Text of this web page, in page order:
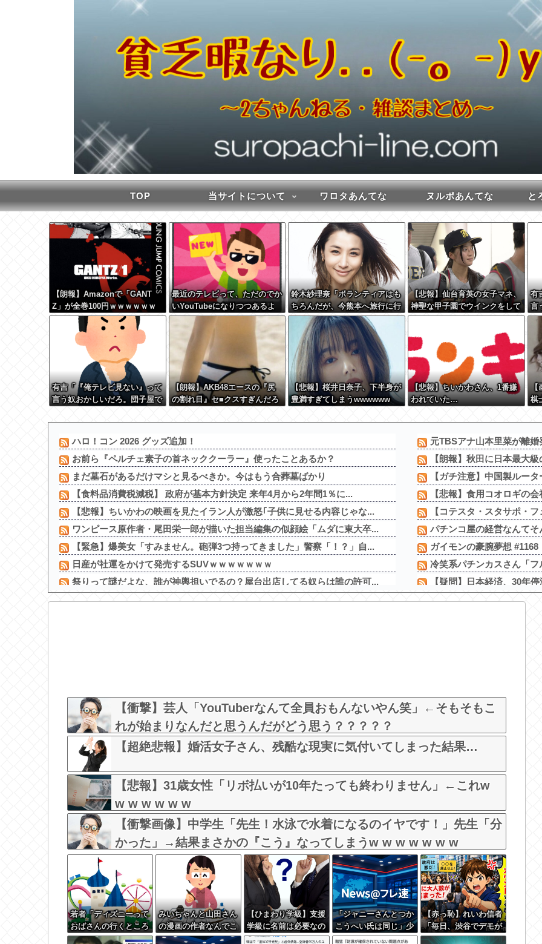
TOP 当サイトについて ワロタあんてな ヌルポあんてな と
【朗報】Amazonで「GANT
Z」が全巻100円ｗｗｗｗｗｗ
ｗｗｗｗ
最近のテレビって、ただのでか
いYouTubeになりつつあるよ
な
鈴木紗理奈「ボランティアはも
ちろんだが、今熊本へ旅行に行
くことも支援になる」
【悲報】仙台育英の女子マネ、
神聖な甲子園でウインクをして
しまう
有
言
『
有吉「『俺テレビ見ない』って
言う奴おかしいだろ。団子屋で
か？」
【朗報】AKB48エースの『尻
の割れ目』セ■クスすぎんだろ
【悲報】桜井日奈子、下半身が
豊満すぎてしまうwwwwww
【悲報】ちいかわさん、1番嫌
われていた…
棋
ハロ！コン 2026 グッズ追加！
お前ら『ペルチェ素子の首ネッククーラー』使ったことあるか？
まだ墓石があるだけマシと見るべきか。今はもう合葬墓ばかり
【食料品消費税減税】 政府が基本方針決定 来年4月から2年間1％に...
【悲報】ちいかわの映画を見たイラン人が激怒｢子供に見せる内容じゃな...
ワンピース原作者・尾田栄一郎が描いた担当編集の似顔絵「ムダに東大卒...
【緊急】爆美女「すみません。砲弾3つ持ってきました」警察「！？」自...
日産が社運をかけて発売するSUVｗｗｗｗｗｗｗ
祭りって謎だよな、誰が神輿担いでるの？屋台出店してる奴らは誰の許可...
【悲報】 憧れのトイレセッ○スしたらｗｗｗｗｗｗｗｗｗｗｗｗｗｗｗ
【画像】本田翼さんシートベルトでパイスラがくっきり出来上がってしま...
元TBSアナ山本里菜が離
【朗報】秋田に日本最大
【ガチ注意】中国製ルー
【悲報】食用コオロギの
【コテスタ・スタサポ・
パチンコ屋の経営なんて
ガイモンの豪腕夢想
冷笑系パチンカスさん「
【疑問】日本経済、30年
【コンゴ】エボラ出血熱
【衝撃】芸人「YouTuberなんて全員おもんないやん笑」←そもそもこ
れが始まりなんだと思うんだがどう思う？？？？？
【超絶悲報】婚活女子さん、残酷な現実に気付いてしまった結果…
【悲報】31歳女性「リボ払いが10年たっても終わりません」←これw
w w w w w w
【衝撃画像】中学生「先生！水泳で水着になるのイヤです！」先生「分
かった」→結果まさかの『こう』なってしまうw w w w w w w
若者「ディズニーって
おばさんの行くところ
でしょ」←マジか
みいちゃんと山田さん
の漫画の作者なんでこ
んなに嫌われてるんだ
【ひまわり学級】支援
学級に名前は必要なの
か
「ジャニーさんとつか
こうへい氏は同じ」少
年隊・錦織一清が明か
【赤っ恥】れいわ信者
「毎日、渋谷でデモが
起きてる」 ネット